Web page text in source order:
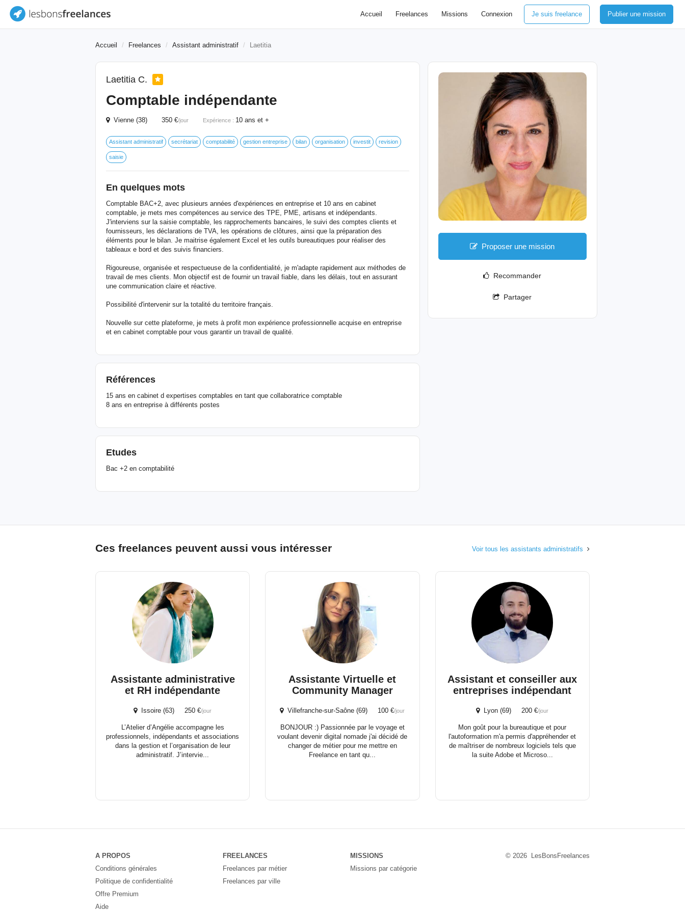
Accueil Freelances Missions Connexion Je suis freelance Publier une mission
Accueil Freelances Assistant administratif Laetitia
Laetitia C.
Comptable indépendante
Vienne (38) 350 €/jour Expérience : 10 ans et +
Assistant administratif secrétariat comptabilité gestion entreprise bilan organisation investit revision
saisie
En quelques mots
Comptable BAC+2, avec plusieurs années d'expériences en entreprise et 10 ans en cabinet
comptable, je mets mes compétences au service des TPE, PME, artisans et indépendants.
J'interviens sur la saisie comptable, les rapprochements bancaires, le suivi des comptes clients et
fournisseurs, les déclarations de TVA, les opérations de clôtures, ainsi que la préparation des
éléments pour le bilan. Je maitrise également Excel et les outils bureautiques pour réaliser des
tableaux e bord et des suivis financiers.
Rigoureuse, organisée et respectueuse de la confidentialité, je m'adapte rapidement aux méthodes de
travail de mes clients. Mon objectif est de fournir un travail fiable, dans les délais, tout en assurant
une communication claire et réactive.
Possibilité d'intervenir sur la totalité du territoire français.
Nouvelle sur cette plateforme, je mets à profit mon expérience professionnelle acquise en entreprise
et en cabinet comptable pour vous garantir un travail de qualité.
Références
15 ans en cabinet d expertises comptables en tant que collaboratrice comptable
8 ans en entreprise à différents postes
Etudes
Bac +2 en comptabilité
Proposer une mission
Recommander
Partager
Ces freelances peuvent aussi vous intéresser Voir tous les assistants administratifs
Assistante administrative
et RH indépendante
Issoire (63) 250 €/jour
L’Atelier d’Angélie accompagne les
professionnels, indépendants et associations
dans la gestion et l’organisation de leur
administratif. J’intervie...
Assistante Virtuelle et
Community Manager
Villefranche-sur-Saône (69) 100 €/jour
BONJOUR :) Passionnée par le voyage et
voulant devenir digital nomade j'ai décidé de
changer de métier pour me mettre en
Freelance en tant qu...
Assistant et conseiller aux
entreprises indépendant
Lyon (69) 200 €/jour
Mon goût pour la bureautique et pour
l'autoformation m'a permis d'appréhender et
de maîtriser de nombreux logiciels tels que
la suite Adobe et Microso...
A PROPOS
Conditions générales
Politique de confidentialité
Offre Premium
Aide
FREELANCES
Freelances par métier
Freelances par ville
MISSIONS
Missions par catégorie
© 2026 LesBonsFreelances